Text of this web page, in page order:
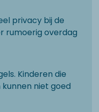
privacy bij de
rumoerig overdag
Kinderen die
niet goed